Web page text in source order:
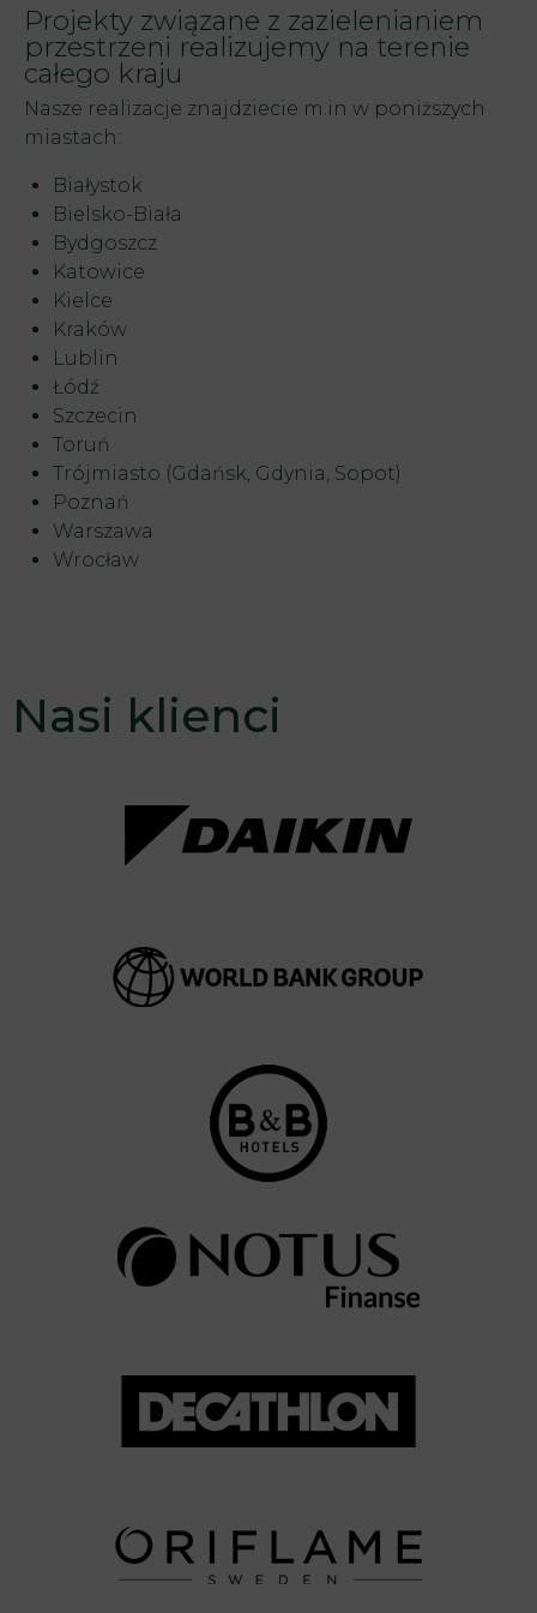
Projekty związane z zazielenianiem
przestrzeni realizujemy na terenie
całego kraju
Nasze realizacje znajdziecie m.in w poniższych
miastach:
Białystok
Bielsko-Biała
Bydgoszcz
Katowice
Kielce
Kraków
Lublin
Łódź
Szczecin
Toruń
Trójmiasto (Gdańsk, Gdynia, Sopot)
Poznań
Warszawa
Wrocław
Nasi klienci